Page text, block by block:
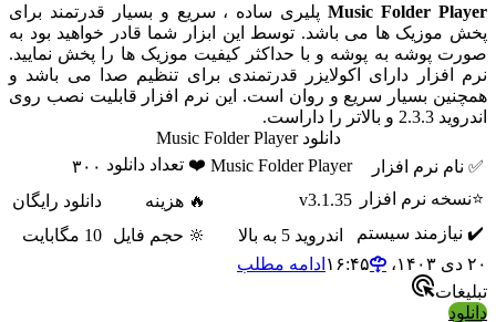
Music Folderپلیری ساده ، سریع و بسیار قدرتمند برای
ها می باشد. توسط این ابزار شما قادر خواهید بود به
پوشه به پوشه و با حداکثر کیفیت موزیک ها را پخش نمایید.
دارای اکولایزر قدرتمندی برای تنظیم صدا می باشد و
بسیار سریع و روان است. این نرم افزار قابلیت نصب روی
را داراست.
دانلود Music Folder Player
نرم افزار
Music Folder Player ❤️ تعداد دانلود ۳۰۰
نرم افزار v3.1.35 🔥 هزینه
دانلود رایگان
سیستم
اندروید 5 به بالا 🔆 حجم فایل 10 مگابایت
ادامه مطلب